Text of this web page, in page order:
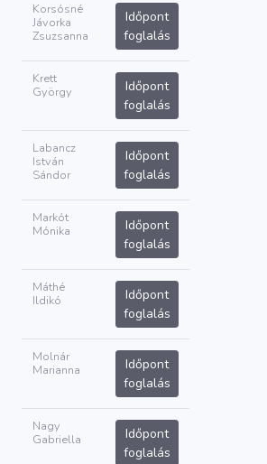
Korsósné
Jávorka
Zsuzsanna
Időpont
foglalás
Krett
György
Időpont
foglalás
Labancz
István
Sándor
Időpont
foglalás
Markót
Mónika
Időpont
foglalás
Máthé
Ildikó
Időpont
foglalás
Molnár
Marianna
Időpont
foglalás
Nagy
Gabriella
Időpont
foglalás